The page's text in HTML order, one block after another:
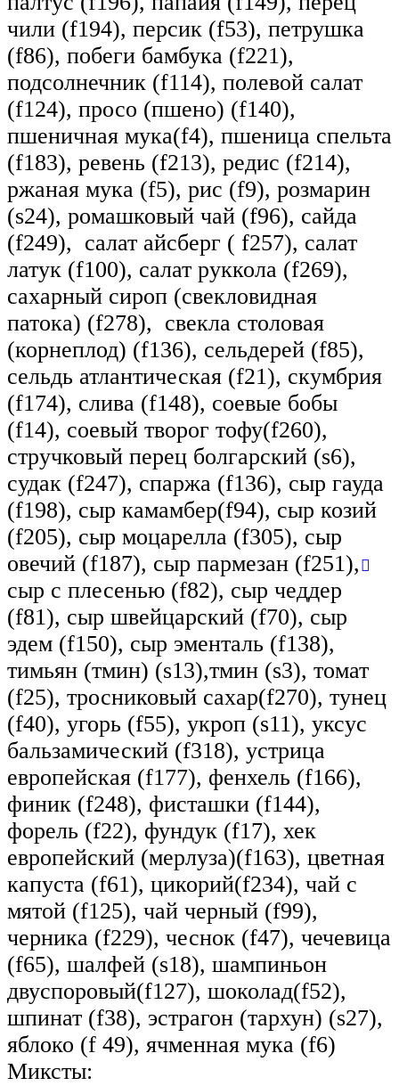
чили (f194), персик (f53), петрушка
(f86), побеги бамбука (f221),
подсолнечник (f114), полевой салат
(f124), просо (пшено) (f140),
пшеничная мука(f4), пшеница спельта
(f183), ревень (f213), редис (f214),
ржаная мука (f5), рис (f9), розмарин
(s24), ромашковый чай (f96), сайда
(f249), салат айсберг ( f257), салат
латук (f100), салат руккола (f269),
сахарный сироп (свекловидная
патока) (f278), свекла столовая
(корнеплод) (f136), сельдерей (f85),
сельдь атлантическая (f21), скумбрия
(f174), слива (f148), соевые бобы
(f14), соевый творог тофу(f260),
стручковый перец болгарский (s6),
судак (f247), спаржа (f136), сыр гауда
(f198), сыр камамбер(f94), сыр козий
(f205), сыр моцарелла (f305), сыр
овечий (f187), сыр пармезан (f251),
сыр с плесенью (f82), сыр чеддер
(f81), сыр швейцарский (f70), сыр
эдем (f150), сыр эменталь (f138),
тимьян (тмин) (s13),тмин (s3), томат
(f25), тросниковый сахар(f270), тунец
(f40), угорь (f55), укроп (s11), уксус
бальзамический (f318), устрица
европейская (f177), фенхель (f166),
финик (f248), фисташки (f144),
форель (f22), фундук (f17), хек
европейский (мерлуза)(f163), цветная
капуста (f61), цикорий(f234), чай с
мятой (f125), чай черный (f99),
черника (f229), чеснок (f47), чечевица
(f65), шалфей (s18), шампиньон
двуспоровый(f127), шоколад(f52),
шпинат (f38), эстрагон (тархун) (s27),
яблоко (f 49), ячменная мука (f6)
Миксты: